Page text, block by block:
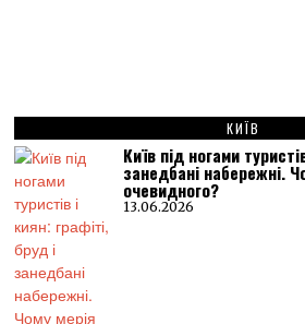
КИЇВ
Київ під ногами
занедбані набережні.
очевидного?
13.06.2026